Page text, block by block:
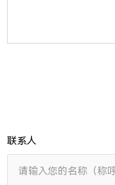
联系人